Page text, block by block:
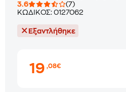
3.6
(7)
ΚΩΔΙΚΟΣ:0127062
Εξαντλήθηκε
19,08€